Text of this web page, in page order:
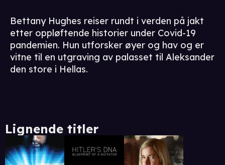
Bettany Hughes reiser rundt i verden på jakt
etter oppløftende historier under Covid-19
pandemien. Hun utforsker øyer og hav og er
vitne til en utgraving av palasset til Aleksander
den store i Hellas.
Lignende titler